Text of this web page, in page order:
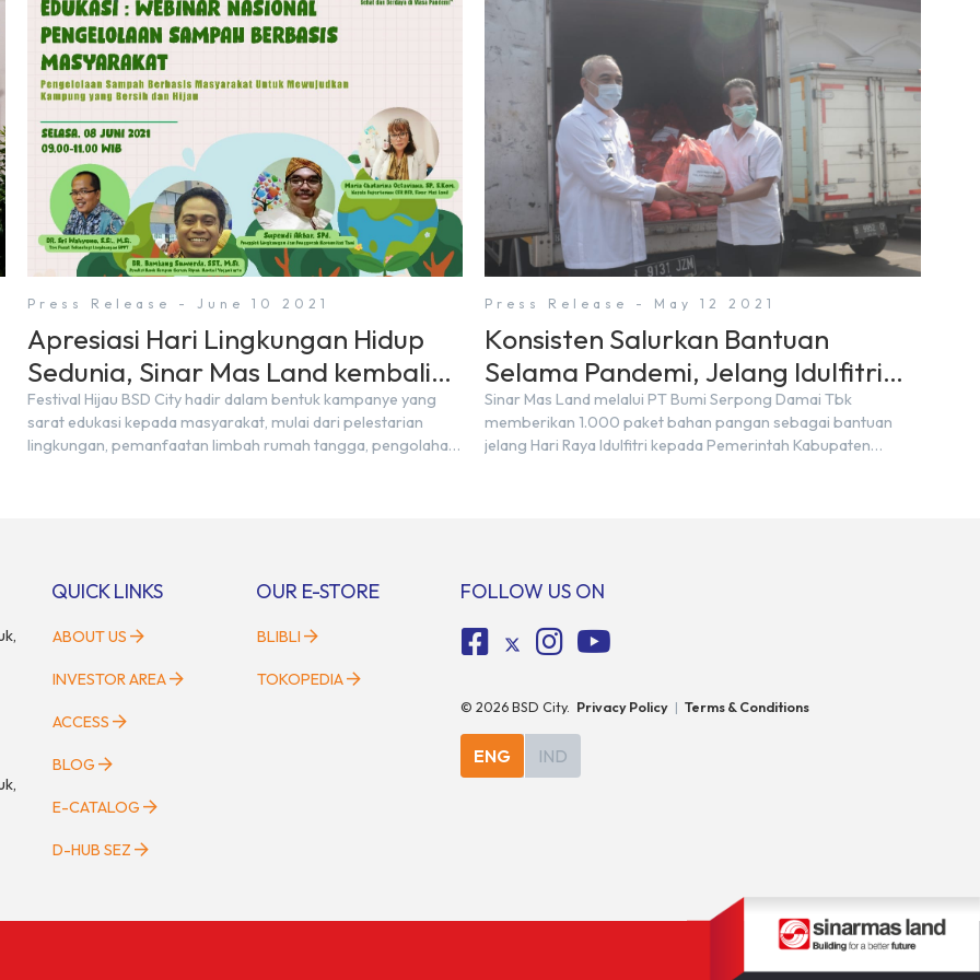
Press Release - June 10 2021
Apresiasi Hari Lingkungan Hidup
Sedunia, Sinar Mas Land kembali
Gelar Festival Hijau Ke-18 secara
Virtual
Festival Hijau BSD City hadir dalam bentuk kampanye yang
sarat edukasi kepada masyarakat, mulai dari pelestarian
lingkungan, pemanfaatan limbah rumah tangga, pengolahan
Press Release - May 12 2021
Konsisten Salurkan Bantuan
Selama Pandemi, Jelang Idulfitri
Sinar Mas Land Berikan 1.000
Paket Bahan Pangan kepada
Sinar Mas Land melalui PT Bumi Serpong Damai Tbk
memberikan 1.000 paket bahan pangan sebagai bantuan
jelang Hari Raya Idulfitri kepada Pemerintah Kabupaten
QUICK LINKS
ABOUT US
INVESTOR AREA
ACCESS
BLOG
E-CATALOG
D-HUB SEZ
OUR E-STORE
BLIBLI
TOKOPEDIA
FOLLOW US ON
© 2026BSD City. Privacy Policy | Terms & Conditions
ENG IND